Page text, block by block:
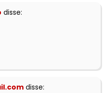
disse:
disse: